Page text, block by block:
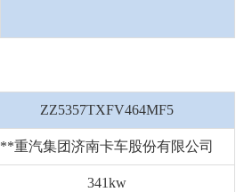
ZZ5357TXFV464MF5
**重汽集团济南卡车股份有限公司
341kw